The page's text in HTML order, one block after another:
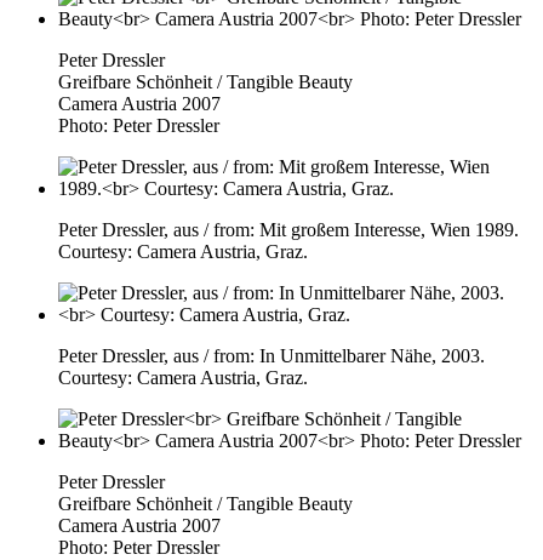
Peter Dressler
Greifbare Schönheit / Tangible Beauty
Camera Austria 2007
Photo: Peter Dressler
Peter Dressler, aus / from: Mit großem Interesse, Wien 1989.
Courtesy: Camera Austria, Graz.
Peter Dressler, aus / from: In Unmittelbarer Nähe, 2003.
Courtesy: Camera Austria, Graz.
Peter Dressler
Greifbare Schönheit / Tangible Beauty
Camera Austria 2007
Photo: Peter Dressler